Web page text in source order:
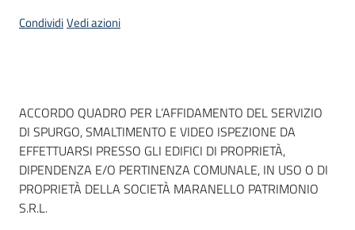
CondividiVedi azioni
Dati del bando
ACCORDO QUADRO PER L’AFFIDAMENTO DEL SERVIZIO
DI SPURGO, SMALTIMENTO E VIDEO ISPEZIONE DA
EFFETTUARSI PRESSO GLI EDIFICI DI PROPRIETÀ,
DIPENDENZA E/O PERTINENZA COMUNALE, IN USO O DI
PROPRIETÀ DELLA SOCIETÀ MARANELLO PATRIMONIO
S.R.L.